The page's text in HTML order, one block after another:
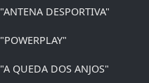
"ANTENA DESPORTIVA"
"POWERPLAY"
"A QUEDA DOS ANJOS"